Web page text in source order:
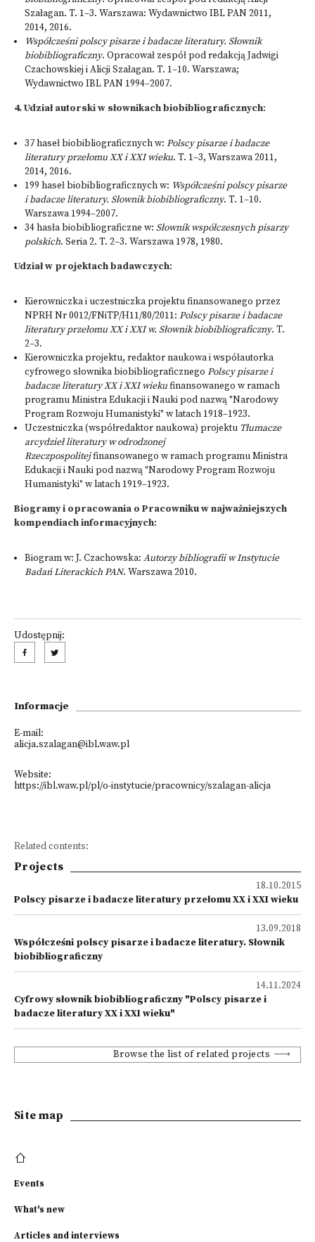
Szałagan. T. 1–3. Warszawa: Wydawnictwo IBL PAN 2011,
2014, 2016.
Współcześni polscy pisarze i badacze literatury. Słownik
biobibliograficzny. Opracował zespół pod redakcją Jadwigi
Czachowskiej i Alicji Szałagan. T. 1–10. Warszawa;
Wydawnictwo IBL PAN 1994–2007.
4.Udział autorski w słownikach biobibliograficznych:
37 haseł biobibliograficznych w: Polscy pisarze i badacze
literatury przełomu XX i XXI wieku. T. 1–3, Warszawa 2011,
2014, 2016.
199 haseł biobibliograficznych w: Współcześni polscy pisarze
i badacze literatury. Słownik biobibliograficzny. T. 1–10.
Warszawa 1994–2007.
34 hasła biobibliograficzne w: Słownik współczesnych pisarzy
polskich. Seria 2. T. 2–3. Warszawa 1978, 1980.
Udział w projektach badawczych:
Kierowniczka i uczestniczka projektu finansowanego przez
NPRH Nr 0012/FNiTP/H11/80/2011: Polscy pisarze i badacze
literatury przełomu XX i XXI w. Słownik biobibliograficzny. T.
2–3.
Kierowniczka projektu, redaktor naukowa i współautorka
cyfrowego słownika biobibliograficznego Polscy pisarze i
badacze literatury XX i XXI wiekufinansowanego w ramach
programu Ministra Edukacji i Nauki pod nazwą "Narodowy
Program Rozwoju Humanistyki" w latach 1918–1923.
Uczestniczka (współredaktor naukowa) projektu Tłumacze
arcydzieł literatury w odrodzonej
Rzeczpospolitejfinansowanego w ramach programu Ministra
Edukacji i Nauki pod nazwą "Narodowy Program Rozwoju
Humanistyki" w latach 1919–1923.
Biogramy i opracowania o Pracowniku w najważniejszych
kompendiach informacyjnych:
Biogram w: J. Czachowska: Autorzy bibliografii w Instytucie
Badań Literackich PAN. Warszawa 2010.
Udostępnij:
Informacje
E-mail:
alicja.szalagan@ibl.waw.pl
Website:
https://ibl.waw.pl/pl/o-instytucie/pracownicy/szalagan-alicja
Related contents:
Projects
18.10.2015
Polscy pisarze i badacze literatury przełomu XX i XXI wieku
13.09.2018
Współcześni polscy pisarze i badacze literatury. Słownik
biobibliograficzny
14.11.2024
Cyfrowy słownik biobibliograficzny "Polscy pisarze i
badacze literatury XX i XXI wieku"
Browse the list of related projects
Site map
Events
What's new
Articles and interviews